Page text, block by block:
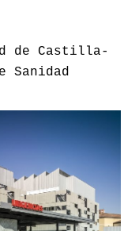
de Castilla-
Sanidad